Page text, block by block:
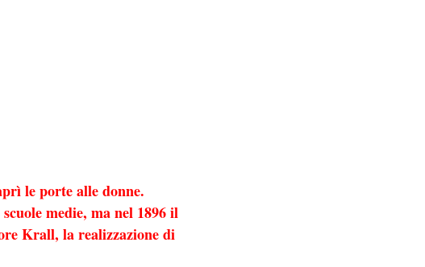
le porte alle donne.
medie, ma nel 1896 il
Krall, la realizzazione di